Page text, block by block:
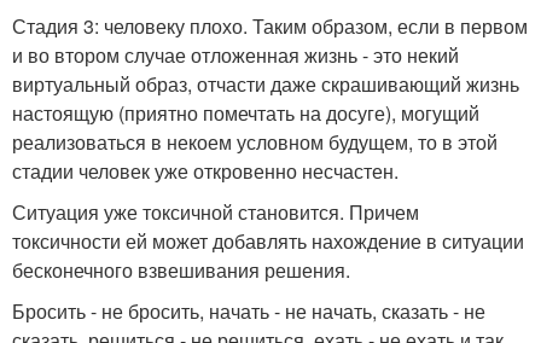
Стадия 3: человеку плохо. Таким образом, если в первом
и во втором случае отложенная жизнь - это некий
виртуальный образ, отчасти даже скрашивающий жизнь
настоящую (приятно помечтать на досуге), могущий
реализоваться в некоем условном будущем, то в этой
стадии человек уже откровенно несчастен.
Ситуация уже токсичной становится. Причем
токсичности ей может добавлять нахождение в ситуации
бесконечного взвешивания решения.
Бросить - не бросить, начать - не начать, сказать - не